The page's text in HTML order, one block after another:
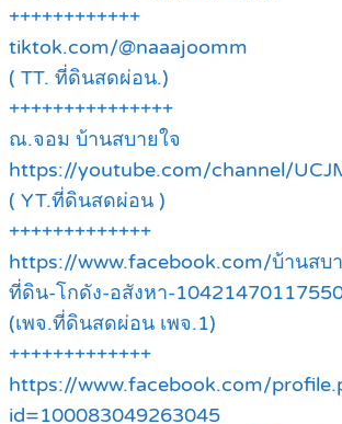
++++++++++++
tiktok.com/@naaajoomm
( TT. ที่ดินสดผ่อน.)
+++++++++++++++
ณ.จอม บ้านสบายใจ
https://youtube.com/channel/
( YT.ที่ดินสดผ่อน )
+++++++++++++
https://www.facebook.com/บ้านสบ
ที่ดิน-โกดัง-อสังหา-
(เพจ.ที่ดินสดผ่อน เพจ.1)
+++++++++++++
https://www.facebook.com/
id=100083049263045